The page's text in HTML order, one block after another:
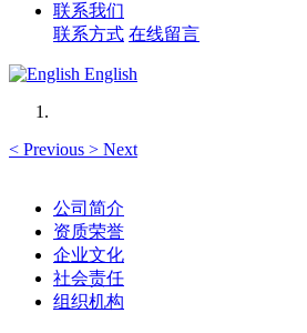
联系我们
联系方式 在线留言
English
< Previous > Next
公司简介
资质荣誉
企业文化
社会责任
组织机构